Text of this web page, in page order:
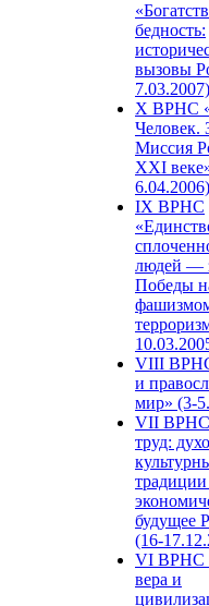
бедность:
вызовы
7.03.2007)
X ВРНС
Человек.
Миссия
XXI
6.04.2006)
IX ВРНС
людей —
Победы
VIII
и
мир» (3-
VII ВРНС
труд:
будущее
(16-
VI ВРНС
вера и